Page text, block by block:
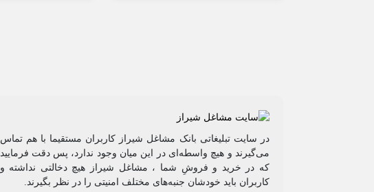
در سایت تبلیغاتی بانک مشاغل شیراز کاربران مستقیما با هم تماس
می‌گیرند و هیچ واسطه‌ای در این میان وجود ندارد، پس دقت فرمایید
که در خرید و فروشِ شما ، مشاغل شیراز هیچ دخالتی نداشته و
کاربران باید خودشان جنبه‌های مختلف امنیتی را در نظر بگیرند.